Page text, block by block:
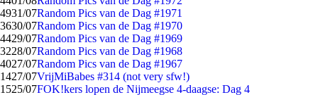
4931/07Random Pics van de Dag #1971
3630/07Random Pics van de Dag #1970
4429/07Random Pics van de Dag #1969
3228/07Random Pics van de Dag #1968
4027/07Random Pics van de Dag #1967
1427/07VrijMiBabes #314 (not very sfw!)
1525/07FOK!kers lopen de Nijmeegse 4-daagse: Dag 4